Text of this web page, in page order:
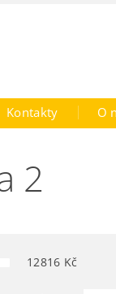
Kontakty O
2
12816 Kč